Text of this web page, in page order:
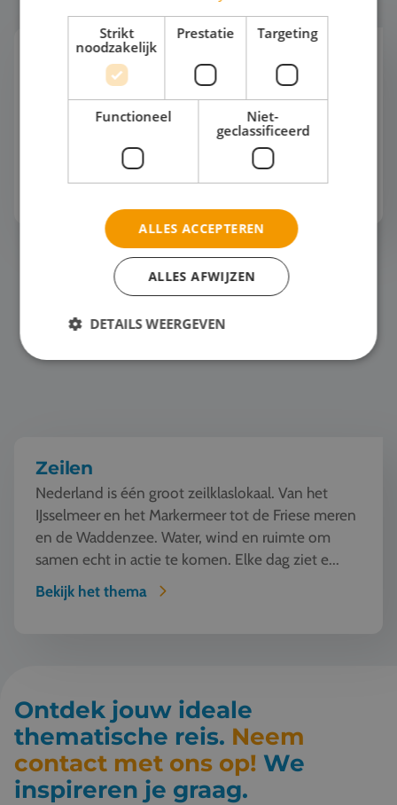
Horeca
Jouw studenten dromen van een toekomst in de
horeca? Tijd om ze gastvrijheid écht te laten
beleven! Stap met hen in de wereld van
gastronomie en ontdek hoe service een
kunstvorm wordt. Van w...
Bekijk het thema
Zeilen
Nederland is één groot zeilklaslokaal. Van het
IJsselmeer en het Markermeer tot de Friese meren
en de Waddenzee. Water, wind en ruimte om
samen echt in actie te komen. Elke dag ziet e...
Bekijk het thema
Ontdek jouw ideale
thematische reis. Neem
contact met ons op! We
inspireren je graag.
Strikt
noodzakelijk
Prestatie Targeting
Functioneel
Niet-
geclassificeerd
ALLES ACCEPTEREN
ALLES AFWIJZEN
DETAILS WEERGEVEN